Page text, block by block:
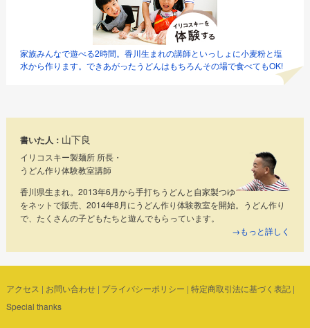
家族みんなで遊べる2時間。香川生まれの講師といっしょに小麦粉と塩
水から作ります。できあがったうどんはもちろんその場で食べてもOK!
書いた人： 山下良
イリコスキー製麺所 所長・
うどん作り体験教室講師
香川県生まれ。2013年6月から手打ちうどんと自家製つゆ
をネットで販売、2014年8月にうどん作り体験教室を開始。うどん作り
で、たくさんの子どもたちと遊んでもらっています。
→もっと詳しく
アクセス | お問い合わせ| プライバシーポリシー | 特定商取引法に基づく表記|
Special thanks